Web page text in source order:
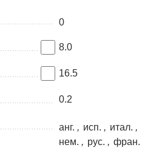
0
8.0
16.5
0.2
анг. , исп. , итал. ,
нем. , рус. , фран.